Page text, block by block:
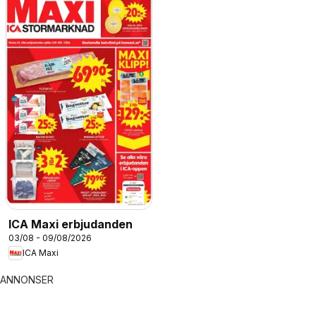
ICA Maxi erbjudanden
03/08 - 09/08/2026
ICA Maxi
ANNONSER